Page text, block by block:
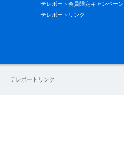
テレボート会員限定キャンペーン
テレボートリンク
テレボートリンク